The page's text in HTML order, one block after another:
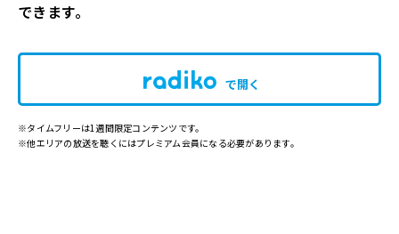
できます。
で開く
※タイムフリーは1週間限定コンテンツです。
※他エリアの放送を聴くにはプレミアム会員になる必要があります。